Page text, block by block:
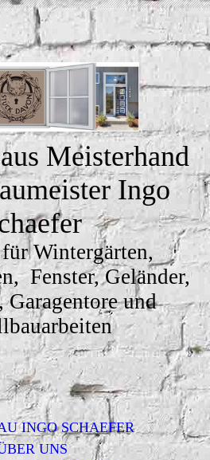
Meisterhand
Ingo
Wintergärten,
Fenster, Geländer,
Garagentore und
INGO SCHAEFER
UNS